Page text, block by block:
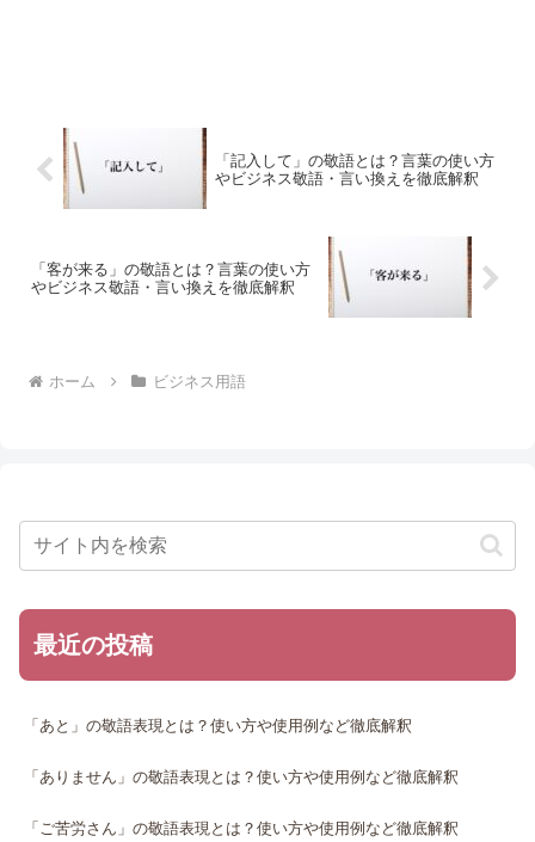
「記入して」の敬語とは？言葉の使い方
やビジネス敬語・言い換えを徹底解釈
「客が来る」の敬語とは？言葉の使い方
やビジネス敬語・言い換えを徹底解釈
ホーム ビジネス用語
最近の投稿
「あと」の敬語表現とは？使い方や使用例など徹底解釈
「ありません」の敬語表現とは？使い方や使用例など徹底解釈
「ご苦労さん」の敬語表現とは？使い方や使用例など徹底解釈